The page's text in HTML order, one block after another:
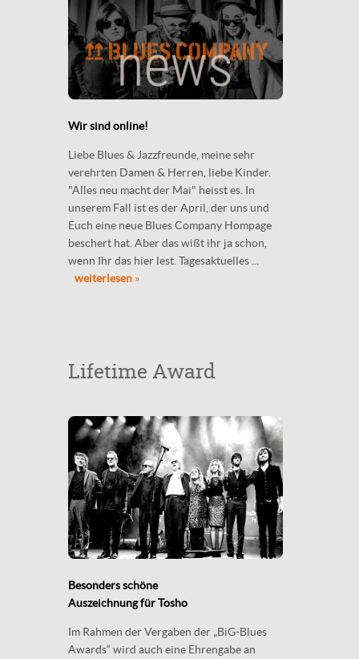
Wir sind online!
Liebe Blues & Jazzfreunde, meine sehr
verehrten Damen & Herren, liebe Kinder.
"Alles neu macht der Mai" heisst es. In
unserem Fall ist es der April, der uns und
Euch eine neue Blues Company Hompage
beschert hat. Aber das wißt ihr ja schon,
wenn Ihr das hier lest. Tagesaktuelles ...
weiterlesen »
Lifetime Award
Besonders schöne
Auszeichnung für Tosho
Im Rahmen der Vergaben der „BiG-Blues
Awards“ wird auch eine Ehrengabe an